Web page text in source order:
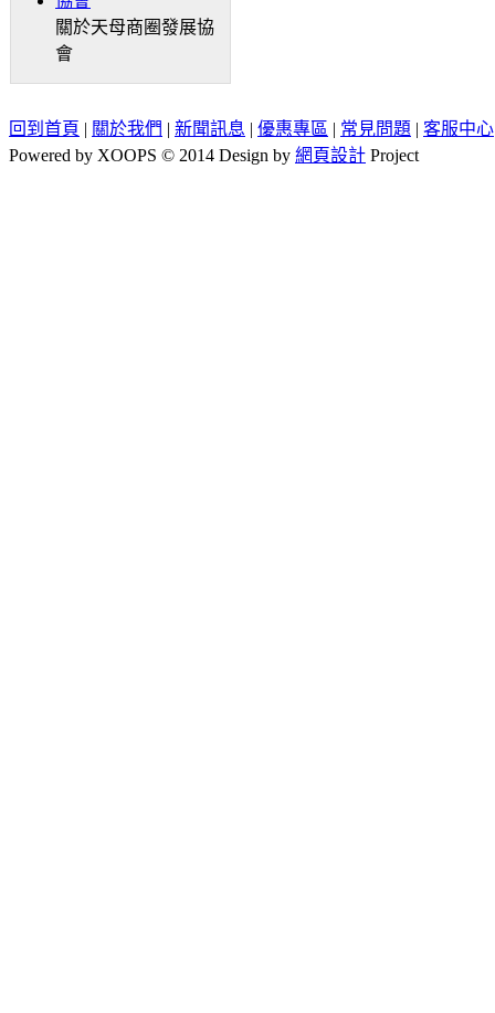
關於天母商圈發展協
會
回到首頁 | 關於我們 | 新聞訊息 | 優惠專區 | 常見問題 | 客服中心
Powered by XOOPS © 2014 Design by 網頁設計 Project